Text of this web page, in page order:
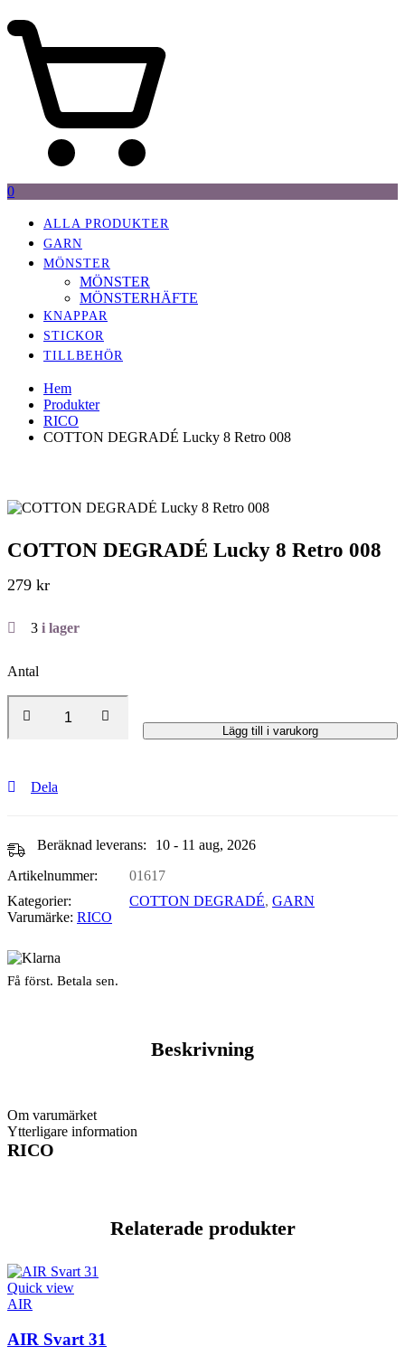
0
ALLA PRODUKTER
GARN
MÖNSTER
MÖNSTER
MÖNSTERHÄFTE
KNAPPAR
STICKOR
TILLBEHÖR
Hem
Produkter
RICO
COTTON DEGRADÉ Lucky 8 Retro 008
COTTON DEGRADÉ Lucky 8 Retro 008
279 kr
3 i lager
Antal
Lägg till i varukorg
Dela
Beräknad leverans:
10 - 11 aug, 2026
Artikelnummer:
01617
Kategorier:
COTTON DEGRADÉ, GARN
Varumärke: RICO
Få först. Betala sen.
Beskrivning
Om varumärket
Ytterligare information
RICO
Relaterade produkter
Quick view
AIR
AIR Svart 31